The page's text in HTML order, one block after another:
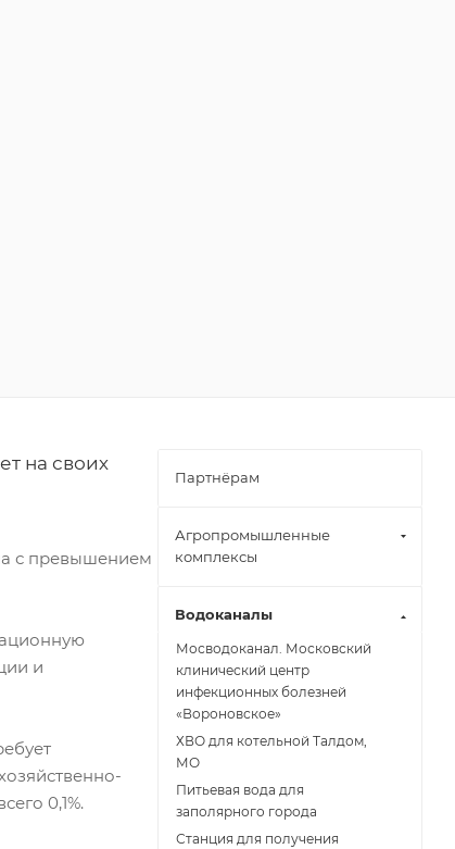
на своих
с превышением
и
0,1%.
Партнёрам
Агропромышленные
комплексы
Водоканалы
Мосводоканал. Московский
клинический центр
инфекционных болезней
«Вороновское»
ХВО для котельной Талдом,
МО
Питьевая вода для
заполярного города
Станция для получения